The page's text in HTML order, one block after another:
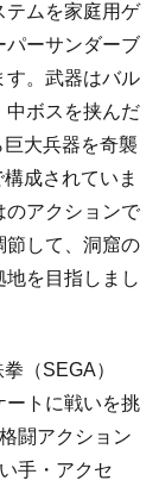
テムを家庭用ゲ
パーサンダーブ
す。武器はバル
中ボスを挟んだ
大兵器を奇襲
成されていま
のアクションで
節して、洞窟の
を目指しまし
（SEGA）
ートに戦いを挑
闘アクション
手・アクセ